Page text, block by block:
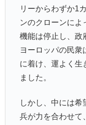
リーからわずか1
ンのクローンによ
機能は停止し、政
ヨーロッパの民衆
に着け、運よく生
ました。
しかし、中には
兵が力を合わせて